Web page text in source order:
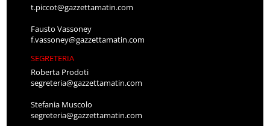
t.piccot@gazzettamatin.com
Fausto Vassoney
f.vassoney@gazzettamatin.com
SEGRETERIA
Roberta Prodoti
segreteria@gazzettamatin.com
Stefania Muscolo
segreteria@gazzettamatin.com